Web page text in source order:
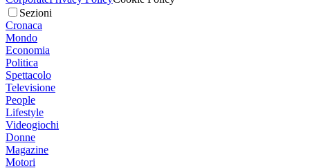
Sezioni
Cronaca
Mondo
Economia
Politica
Spettacolo
Televisione
People
Lifestyle
Videogiochi
Donne
Magazine
Motori